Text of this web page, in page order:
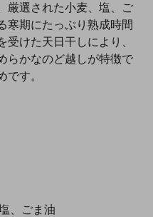
厳選された小麦、塩、ご
寒期にたっぷり熟成時間
受けた天日干しにより、
らかなのど越しが特徴で
です。
、ごま油